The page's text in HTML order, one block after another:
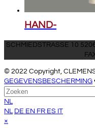
HAND-
SCHMIEDSTRASSE 10
© 2022 Copyright,
GEGEVENSBESCHERMING
Terug
naar
boven
Zoeken
NL
NL DE EN FR ES IT
×